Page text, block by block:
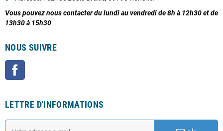
Vous pouvez nous contacter du lundi au vendredi de 8h à 12h30 et de
13h30 à 15h30
NOUS SUIVRE
LETTRE D'INFORMATIONS